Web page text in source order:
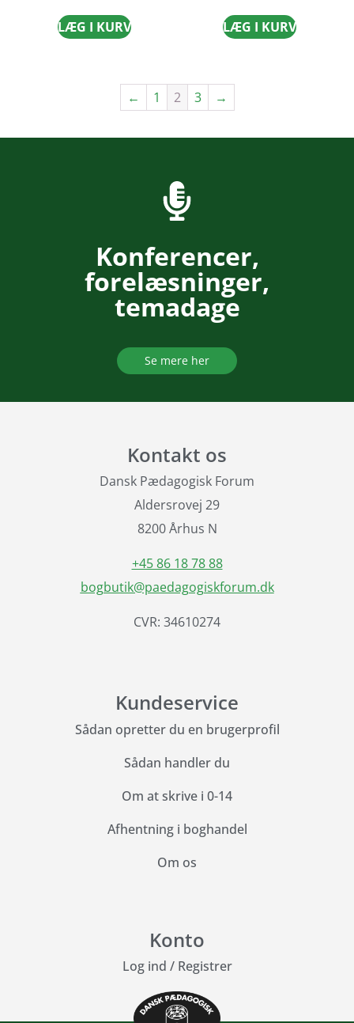
LÆG I KURV LÆG I KURV
← 1 2 3 →
Konferencer,
forelæsninger,
temadage
Se mere her
Kontakt os
Dansk Pædagogisk Forum
Aldersrovej 29
8200 Århus N
+45 86 18 78 88
bogbutik@paedagogiskforum.dk
CVR: 34610274
Kundeservice
Sådan opretter du en brugerprofil
Sådan handler du
Om at skrive i 0-14
Afhentning i boghandel
Om os
Konto
Log ind / Registrer